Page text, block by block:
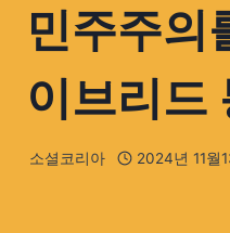
민주주의
이브리드
소셜코리아 2024년 11월